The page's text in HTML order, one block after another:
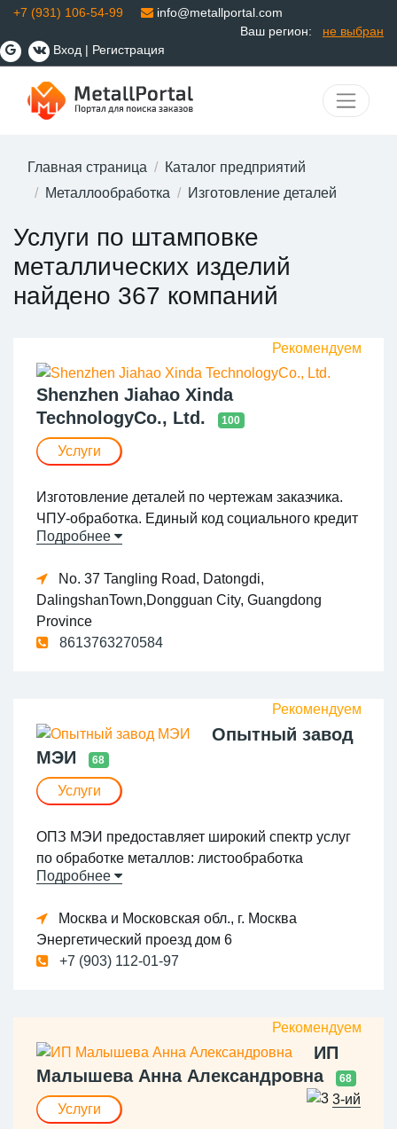
+7 (931) 106-54-99
info@metallportal.com
Ваш регион:
не выбран
Вход | Регистрация
Главная страница
Каталог предприятий
Металлообработка
Изготовление деталей
Услуги по штамповке
металлических изделий
найдено 367 компаний
Shenzhen Jiahao Xinda
TechnologyCo., Ltd.
100
Услуги
Изготовление деталей по чертежам заказчика.
ЧПУ-обработка. Единый код социального кредит
а (ЕКСК) 91440300MA5DKQN479
Подробнее
No. 37 Tangling Road, Datongdi,
DalingshanTown,Dongguan City, Guangdong
Province
8613763270584
Опытный завод
МЭИ
68
Услуги
ОПЗ МЭИ предоставляет широкий спектр услуг
по обработке металлов: листообработка
(раскрой, пробивка или вырубка/резка внешних
перфорация, гибка и т.д.); токарная обработка,
фрезерная обработка, шлифование; сварка
(конденсаторная, контактная, аргонодуговая,
Подробнее
Москва и Московская обл., г. Москва
Энергетический проезд дом 6
+7 (903) 112-01-97
ИП
Малышева Анна Александровна
68
3-ий
Услуги